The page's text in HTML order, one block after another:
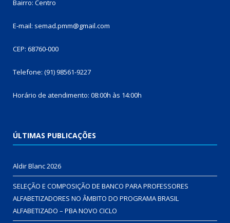
Bairro: Centro
E-mail: semad.pmm@gmail.com
CEP: 68760-000
Telefone: (91) 98561-9227
Horário de atendimento: 08:00h às 14:00h
ÚLTIMAS PUBLICAÇÕES
Aldir Blanc 2026
SELEÇÃO E COMPOSIÇÃO DE BANCO PARA PROFESSORES
ALFABETIZADORES NO ÂMBITO DO PROGRAMA BRASIL
ALFABETIZADO – PBA NOVO CICLO